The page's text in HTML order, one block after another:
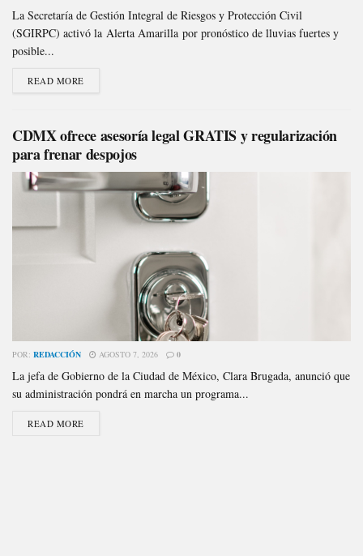
La Secretaría de Gestión Integral de Riesgos y Protección Civil
(SGIRPC) activó la Alerta Amarilla por pronóstico de lluvias fuertes y
posible...
READ MORE
CDMX ofrece asesoría legal GRATIS y regularización
para frenar despojos
POR: REDACCIÓN AGOSTO 7, 2026 0
La jefa de Gobierno de la Ciudad de México, Clara Brugada, anunció que
su administración pondrá en marcha un programa...
READ MORE